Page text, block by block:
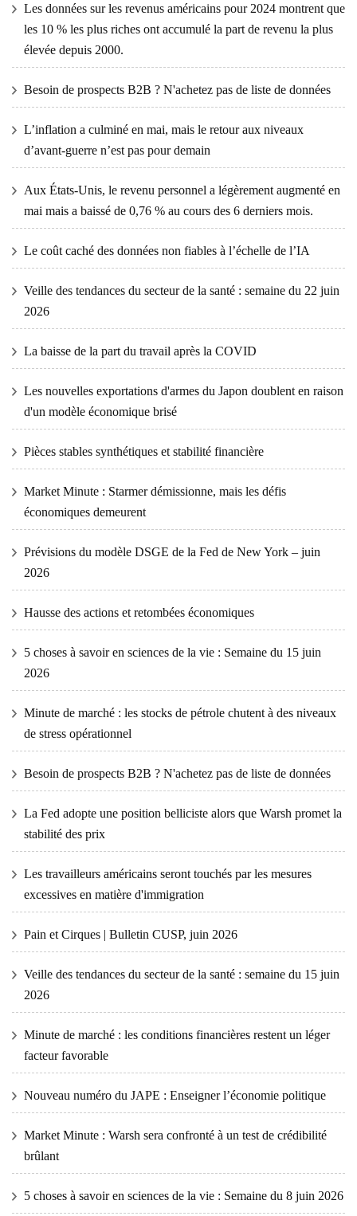
Les données sur les revenus américains pour 2024 montrent que
les 10 % les plus riches ont accumulé la part de revenu la plus
élevée depuis 2000.
Besoin de prospects B2B ? N'achetez pas de liste de données
L’inflation a culminé en mai, mais le retour aux niveaux
d’avant-guerre n’est pas pour demain
Aux États-Unis, le revenu personnel a légèrement augmenté en
mai mais a baissé de 0,76 % au cours des 6 derniers mois.
Le coût caché des données non fiables à l’échelle de l’IA
Veille des tendances du secteur de la santé : semaine du 22 juin
2026
La baisse de la part du travail après la COVID
Les nouvelles exportations d'armes du Japon doublent en raison
d'un modèle économique brisé
Pièces stables synthétiques et stabilité financière
Market Minute : Starmer démissionne, mais les défis
économiques demeurent
Prévisions du modèle DSGE de la Fed de New York – juin
2026
Hausse des actions et retombées économiques
5 choses à savoir en sciences de la vie : Semaine du 15 juin
2026
Minute de marché : les stocks de pétrole chutent à des niveaux
de stress opérationnel
Besoin de prospects B2B ? N'achetez pas de liste de données
La Fed adopte une position belliciste alors que Warsh promet la
stabilité des prix
Les travailleurs américains seront touchés par les mesures
excessives en matière d'immigration
Pain et Cirques | Bulletin CUSP, juin 2026
Veille des tendances du secteur de la santé : semaine du 15 juin
2026
Minute de marché : les conditions financières restent un léger
facteur favorable
Nouveau numéro du JAPE : Enseigner l’économie politique
Market Minute : Warsh sera confronté à un test de crédibilité
brûlant
5 choses à savoir en sciences de la vie : Semaine du 8 juin 2026